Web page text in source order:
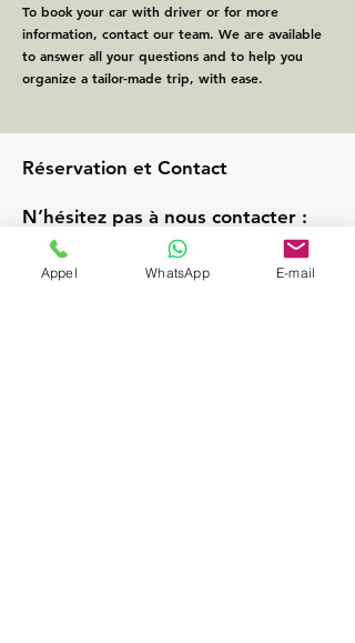
To book your car with driver or for more
information, contact our team. We are available
to answer all your questions and to help you
organize a tailor-made trip, with ease.
Réservation et Contact
N’hésitez pas à nous contacter :
Téléphone :
+33 6 68 98 21 86
E-mail :
Appel WhatsApp E-mail